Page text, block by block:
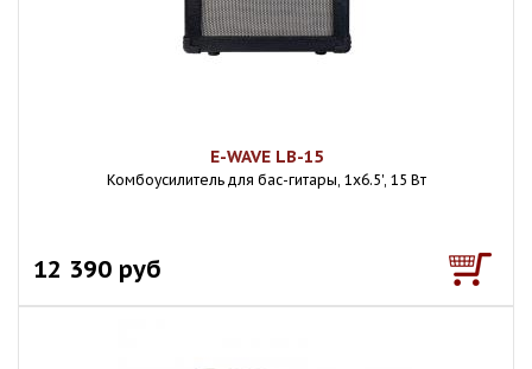
E-WAVE LB-15
Комбоусилитель для бас-гитары, 1x6.5', 15 Вт
12 390 руб